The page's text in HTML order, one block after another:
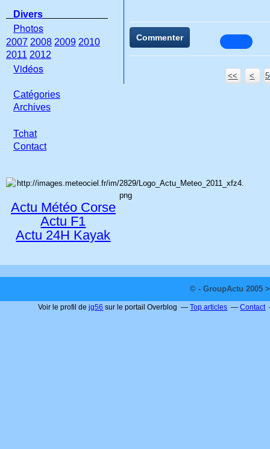
Commenter
<< <
Divers
Photos
2007 2008 2009 2010
2011 2012
Vidéos
Catégories
Archives
Tchat
Contact
Actu Météo Corse
Actu F1
Actu 24H Kayak
© - GroupActu 2005
Voir le profil dejg56 sur le portail Overblog Top articles Contact